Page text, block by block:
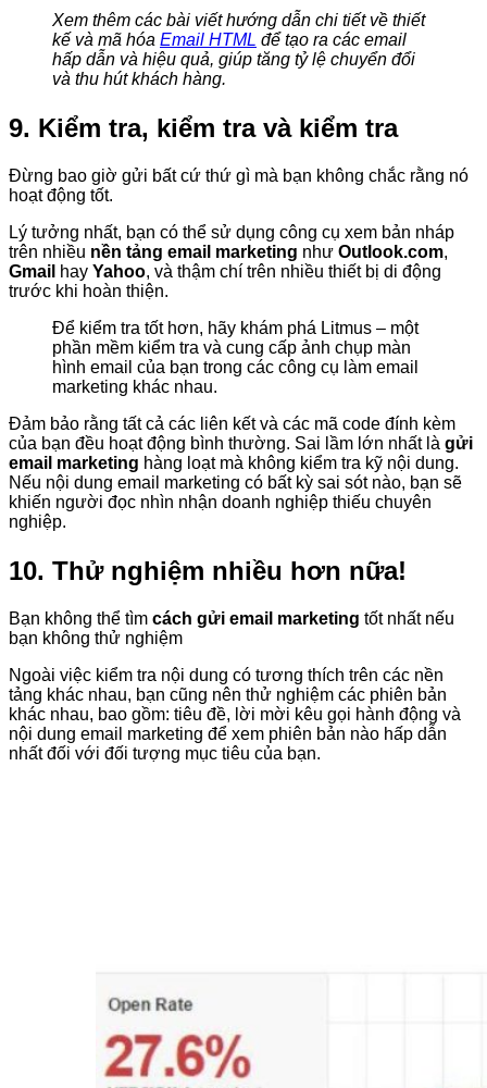
Xem thêm các bài viết hướng dẫn chi tiết về thiết
kế và mã hóa Email HTML để tạo ra các email
hấp dẫn và hiệu quả, giúp tăng tỷ lệ chuyển đổi
và thu hút khách hàng.
9. Kiểm tra, kiểm tra và kiểm tra
Đừng bao giờ gửi bất cứ thứ gì mà bạn không chắc rằng nó
hoạt động tốt.
Lý tưởng nhất, bạn có thể sử dụng công cụ xem bản nháp
trên nhiều nền tảng email marketing như Outlook.com,
Gmail hay Yahoo, và thậm chí trên nhiều thiết bị di động
trước khi hoàn thiện.
Để kiểm tra tốt hơn, hãy khám phá Litmus – một
phần mềm kiểm tra và cung cấp ảnh chụp màn
hình email của bạn trong các công cụ làm email
marketing khác nhau.
Đảm bảo rằng tất cả các liên kết và các mã code đính kèm
của bạn đều hoạt động bình thường. Sai lầm lớn nhất là gửi
email marketing hàng loạt mà không kiểm tra kỹ nội dung.
Nếu nội dung email marketing có bất kỳ sai sót nào, bạn sẽ
khiến người đọc nhìn nhận doanh nghiệp thiếu chuyên
nghiệp.
10. Thử nghiệm nhiều hơn nữa!
Bạn không thể tìm cách gửi email marketing tốt nhất nếu
bạn không thử nghiệm
Ngoài việc kiểm tra nội dung có tương thích trên các nền
tảng khác nhau, bạn cũng nên thử nghiệm các phiên bản
khác nhau, bao gồm: tiêu đề, lời mời kêu gọi hành động và
nội dung email marketing để xem phiên bản nào hấp dẫn
nhất đối với đối tượng mục tiêu của bạn.